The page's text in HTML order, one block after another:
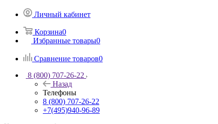
Личный кабинет
Корзина0
Избранные товары0
Сравнение товаров0
8 (800) 707-26-22
Назад
Телефоны
8 (800) 707-26-22
+7(495)940-96-89